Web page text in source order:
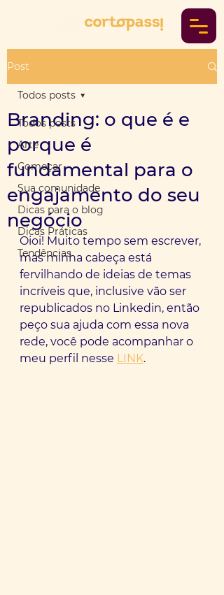
Post
Todos posts
Arte
Começar
Sua comunidade
Dicas para o blog
Dicas Práticas
Tendências
Todos posts
Branding: o que é e
porque é
fundamental para o
engajamento do seu
negócio
Oioi! Muito tempo sem escrever,
mas minha cabeça está
fervilhando de ideias de temas
incríveis que, inclusive vão ser
republicados no Linkedin, então
peço sua ajuda com essa nova
rede, você pode acompanhar o
meu perfil nesse LINK.